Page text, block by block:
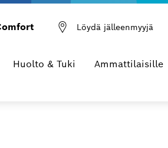
Löydä jälleenmyyjä
Huolto & Tuki Ammattilaisille